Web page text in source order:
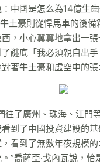
中國是怎么為14億生
土豪則從悍馬車的後
，小心翼翼地拿出一張
謎底「我必須親自出
著牛土豪和虛空中的張
往了廣州、珠海、江門
到了中國投資建設的
看到了無數年夜規模
”喬薩亞·戈內瓦說，恰